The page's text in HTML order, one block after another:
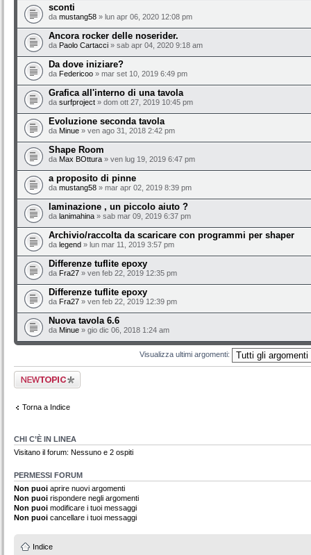
sconti
da mustang58 » lun apr 06, 2020 12:08 pm
Ancora rocker delle noserider.
da Paolo Cartacci » sab apr 04, 2020 9:18 am
Da dove iniziare?
da Federicoo » mar set 10, 2019 6:49 pm
Grafica all'interno di una tavola
da surfproject » dom ott 27, 2019 10:45 pm
Evoluzione seconda tavola
da Minue » ven ago 31, 2018 2:42 pm
Shape Room
da Max BOttura » ven lug 19, 2019 6:47 pm
a proposito di pinne
da mustang58 » mar apr 02, 2019 8:39 pm
laminazione , un piccolo aiuto ?
da lanimahina » sab mar 09, 2019 6:37 pm
Archivio/raccolta da scaricare con programmi per shaper
da legend » lun mar 11, 2019 3:57 pm
Differenze tuflite epoxy
da Fra27 » ven feb 22, 2019 12:35 pm
Differenze tuflite epoxy
da Fra27 » ven feb 22, 2019 12:39 pm
Nuova tavola 6.6
da Minue » gio dic 06, 2018 1:24 am
Visualizza ultimi argomenti:
Scrivi un nuovo
argomento
Torna a Indice
CHI C’È IN LINEA
Visitano il forum: Nessuno e 2 ospiti
PERMESSI FORUM
Non puoi aprire nuovi argomenti
Non puoi rispondere negli argomenti
Non puoi modificare i tuoi messaggi
Non puoi cancellare i tuoi messaggi
Indice